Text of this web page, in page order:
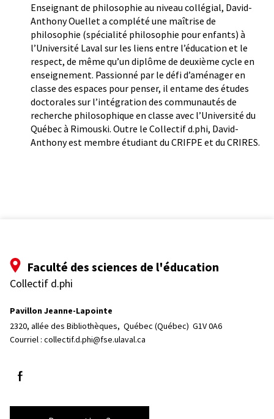
Enseignant de philosophie au niveau collégial, David-
Anthony Ouellet a complété une maîtrise de
philosophie (spécialité philosophie pour enfants) à
l’Université Laval sur les liens entre l’éducation et le
respect, de même qu’un diplôme de deuxième cycle en
enseignement. Passionné par le défi d’aménager en
classe des espaces pour penser, il entame des études
doctorales sur l’intégration des communautés de
recherche philosophique en classe avec l’Université du
Québec à Rimouski. Outre le Collectif d.phi, David-
Anthony est membre étudiant du CRIFPE et du CRIRES.
Faculté des sciences de l'éducation
Collectif d.phi
Pavillon Jeanne-Lapointe
2320, allée des Bibliothèques, Québec (Québec)  G1V 0A6
Courriel : collectif.d.phi@fse.ulaval.ca
Suivez-nous sur Facebook